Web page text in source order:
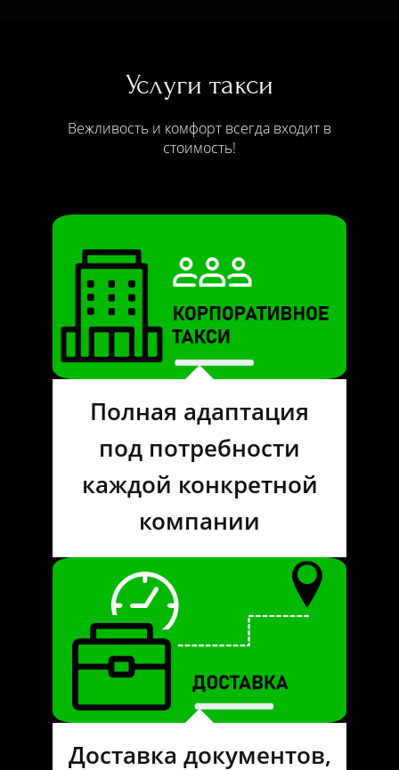
Услуги такси
Вежливость и комфорт всегда входит в
стоимость!
Полная адаптация
под потребности
каждой конкретной
компании
Доставка документов,